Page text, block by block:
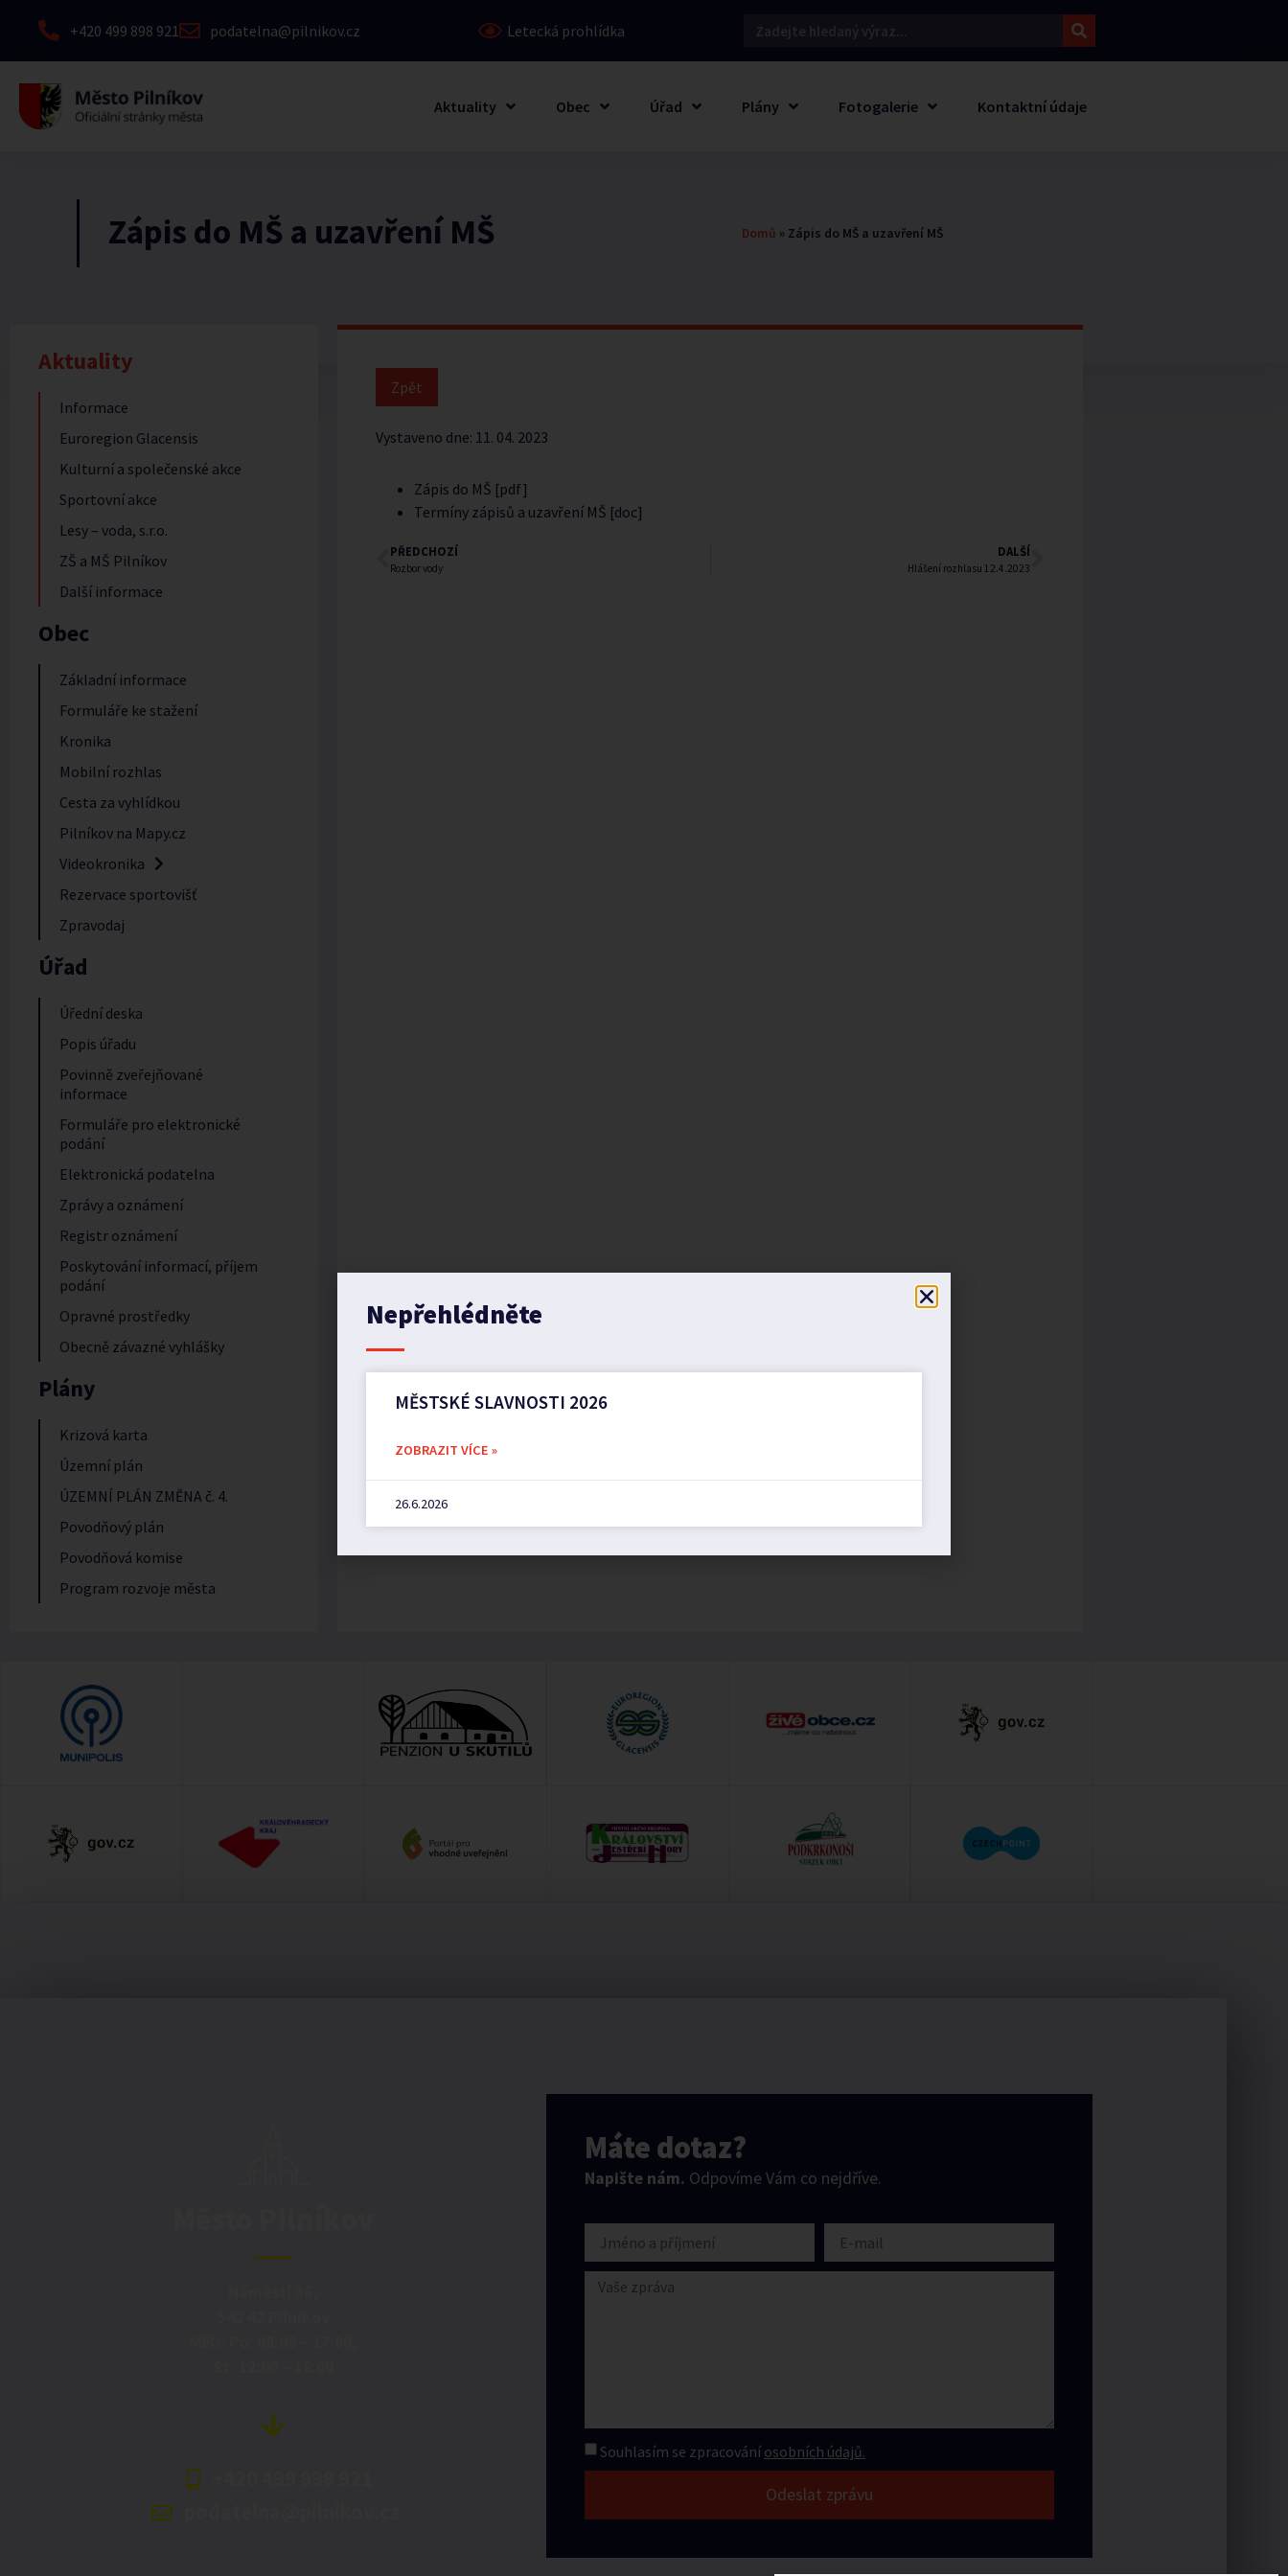
+420 499 898 921 podatelna@pilnikov.cz Letecká prohlídka
Aktuality Obec Úřad Plány Fotogalerie Kontaktní údaje
Zápis do MŠ a uzavření MŠ Domů » Zápis do MŠ a uzavření MŠ
Aktuality
Informace
Euroregion Glacensis
Kulturní a společenské akce
Sportovní akce
Lesy – voda, s.r.o.
ZŠ a MŠ Pilníkov
Další informace
Obec
Základní informace
Formuláře ke stažení
Kronika
Mobilní rozhlas
Cesta za vyhlídkou
Pilníkov na Mapy.cz
Videokronika
Rezervace sportovišť
Zpravodaj
Úřad
Úřední deska
Popis úřadu
Povinně zveřejňované
informace
Formuláře pro elektronické
podání
Elektronická podatelna
Zprávy a oznámení
Registr oznámení
Poskytování informací, příjem
podání
Opravné prostředky
Obecně závazné vyhlášky
Plány
Krizová karta
Územní plán
ÚZEMNÍ PLÁN ZMĚNA č. 4.
Povodňový plán
Povodňová komise
Program rozvoje města
Vystaveno dne: 11. 04. 2023
Zápis do MŠ [pdf]
Termíny zápisů a uzavření MŠ [doc]
PŘEDCHOZÍ
Rozbor vody
DALŠÍ
Hlášení rozhlasu 12.4.2023
Máte dotaz?
Napište nám. Odpovíme Vám co nejdříve.
Souhlasím se zpracování osobních údajů.
Odeslat zprávu
Nepřehlédněte
MĚSTSKÉ SLAVNOSTI 2026
ZOBRAZIT VÍCE »
26.6.2026